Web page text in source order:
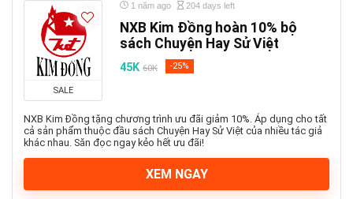
SALE
1 năm ago 204 days left
NXB Kim Đồng hoàn 10% bộ
sách Chuyện Hay Sử Việt
45K 60K -25%
NXB Kim Đồng tặng chương trình ưu đãi giảm 10%. Áp dụng cho tất
cả sản phẩm thuộc đầu sách Chuyện Hay Sử Việt của nhiều tác giả
khác nhau. Săn đọc ngay kẻo hết ưu đãi!
XEM NGAY